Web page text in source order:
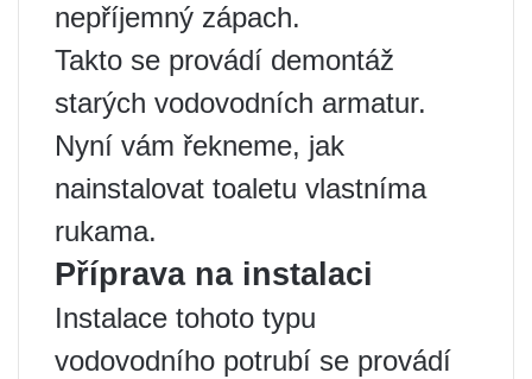
nepříjemný zápach.
Takto se provádí demontáž
starých vodovodních armatur.
Nyní vám řekneme, jak
nainstalovat toaletu vlastníma
rukama.
Příprava na instalaci
Instalace tohoto typu
vodovodního potrubí se provádí